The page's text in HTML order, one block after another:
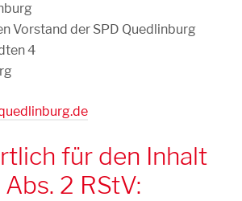
Vorstand der SPD Quedlinburg
4
für den Inhalt
2 RStV: